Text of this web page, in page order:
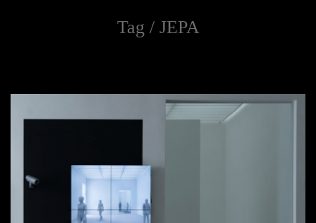
Tag / JEPA